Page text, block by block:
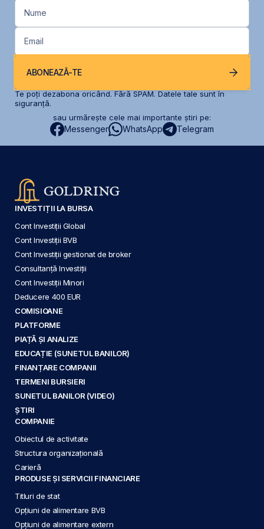
Nume
Email
ABONEAZĂ-TE
Te poți dezabona oricând. Fără SPAM. Datele tale sunt în
siguranță.
sau urmărește cele mai importante știri pe:
Messenger WhatsApp Telegram
INVESTIȚII LA BURSA
Cont Investiții Global
Cont Investiții BVB
Cont Investiții gestionat de broker
Consultanță Investiții
Cont Investiții Minori
Deducere 400 EUR
COMISIOANE
PLATFORME
PIAȚĂ ȘI ANALIZE
EDUCAȚIE (SUNETUL BANILOR)
FINANȚARE COMPANII
TERMENI BURSIERI
SUNETUL BANILOR (VIDEO)
ȘTIRI
COMPANIE
Obiectul de activitate
Structura organizațională
Carieră
PRODUSE ȘI SERVICII FINANCIARE
Titluri de stat
Opțiuni de alimentare BVB
Opțiuni de alimentare extern